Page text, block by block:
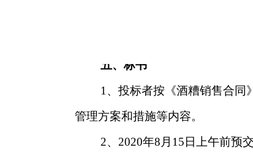
五、标书
1 、投标者按《酒糟销售合同
管理方案和措施等内容。
2、2020年8月15日上午前预